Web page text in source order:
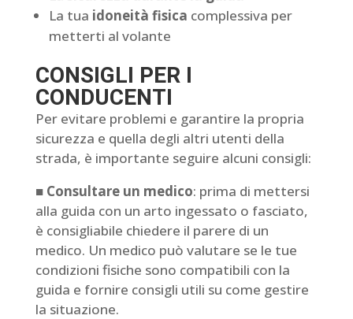
La tua idoneità fisica complessiva per
metterti al volante
CONSIGLI PER I
CONDUCENTI
Per evitare problemi e garantire la propria
sicurezza e quella degli altri utenti della
strada, è importante seguire alcuni consigli:
■ Consultare un medico: prima di mettersi
alla guida con un arto ingessato o fasciato,
è consigliabile chiedere il parere di un
medico. Un medico può valutare se le tue
condizioni fisiche sono compatibili con la
guida e fornire consigli utili su come gestire
la situazione.